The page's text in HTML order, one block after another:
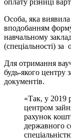
Особа, яка
вподобанням
навчальному
(спеціальності)
Для отримання
будь-якого центру
документів.
«Так, у 2019
центром
рахунок
державного